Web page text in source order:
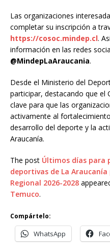
Las organizaciones
completar su inscripción a
https://cosoc.mindep.cl.
información en las redes
@MindepLaAraucania.
Desde el Ministerio del
participar, destacando que el
clave para que las
activamente al
desarrollo del deporte y la
Araucanía.
The post Últimos días para
deportivas de La
Regional 2026-2028
Temuco.
Compártelo:
WhatsApp